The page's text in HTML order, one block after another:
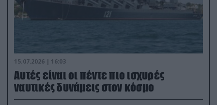
15.07.2026 | 16:03
Aυτές είναι οι πέντε πιο ισχυρές
ναυτικές δυνάμεις στον κόσμο